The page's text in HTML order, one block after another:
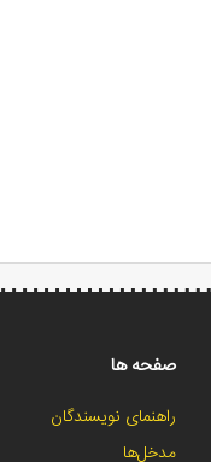
صفحه ها
راهنمای نویسندگان
مدخل‌ها